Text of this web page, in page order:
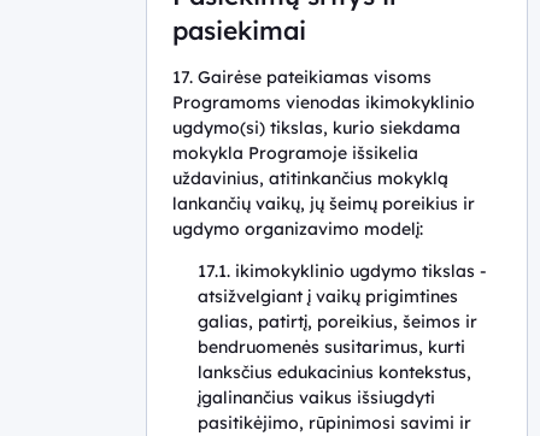
pasiekimai
17. Gairėse pateikiamas visoms
Programoms vienodas ikimokyklinio
ugdymo(si) tikslas, kurio siekdama
mokykla Programoje išsikelia
uždavinius, atitinkančius mokyklą
lankančių vaikų, jų šeimų poreikius ir
ugdymo organizavimo modelį:
17.1. ikimokyklinio ugdymo tikslas -
atsižvelgiant į vaikų prigimtines
galias, patirtį, poreikius, šeimos ir
bendruomenės susitarimus, kurti
lanksčius edukacinius kontekstus,
įgalinančius vaikus išsiugdyti
pasitikėjimo, rūpinimosi savimi ir